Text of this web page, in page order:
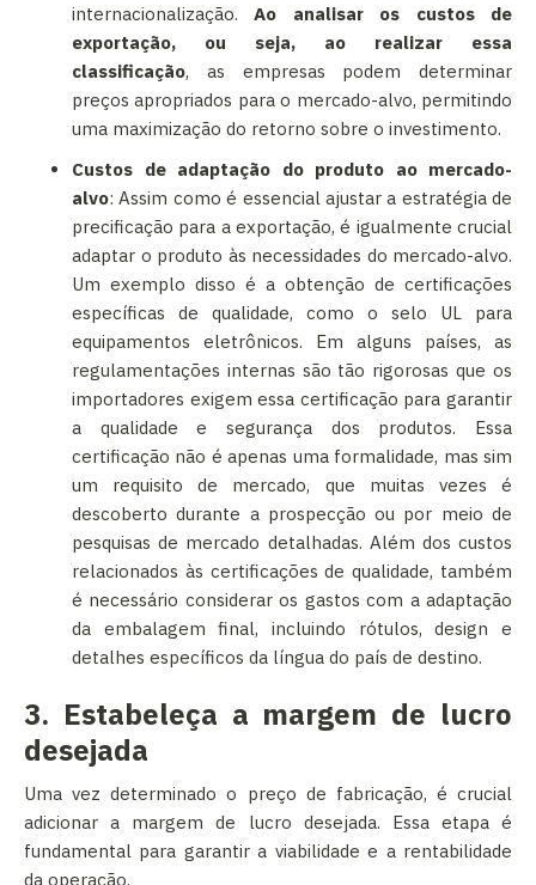
internacionalização. Ao analisar os custos de
exportação, ou seja, ao realizar essa
classificação, as empresas podem determinar
preços apropriados para o mercado-alvo, permitindo
uma maximização do retorno sobre o investimento.
Custos de adaptação do produto ao mercado-
alvo: Assim como é essencial ajustar a estratégia de
precificação para a exportação, é igualmente crucial
adaptar o produto às necessidades do mercado-alvo.
Um exemplo disso é a obtenção de certificações
específicas de qualidade, como o selo UL para
equipamentos eletrônicos. Em alguns países, as
regulamentações internas são tão rigorosas que os
importadores exigem essa certificação para garantir
a qualidade e segurança dos produtos. Essa
certificação não é apenas uma formalidade, mas sim
um requisito de mercado, que muitas vezes é
descoberto durante a prospecção ou por meio de
pesquisas de mercado detalhadas. Além dos custos
relacionados às certificações de qualidade, também
é necessário considerar os gastos com a adaptação
da embalagem final, incluindo rótulos, design e
detalhes específicos da língua do país de destino.
3. Estabeleça a margem de lucro
desejada
Uma vez determinado o preço de fabricação, é crucial
adicionar a margem de lucro desejada. Essa etapa é
fundamental para garantir a viabilidade e a rentabilidade
da operação.